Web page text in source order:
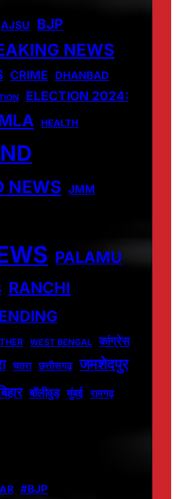
AJSU BJP
NEWS
CRIME DHANBAD
ELECTION 2024:
HEALTH
NEWS JMM
PALAMU
RANCHI
WEST BENGAL कांग्रेस
चतरा छत्तीसगढ़ जमशेदपुर
बॉलीवुड मुंबई रामगढ़
#BJP